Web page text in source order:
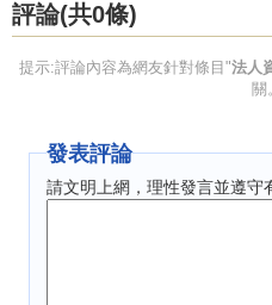
評論(共0條)
提示:評論內容為網友針對條目"法人
關
發表評論
請文明上網，理性發言並遵守